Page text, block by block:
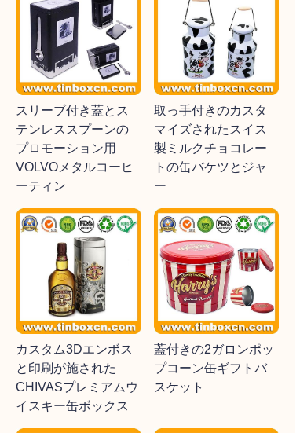
スリーブ付き蓋とス
テンレススプーンの
プロモーション用
VOLVOメタルコーヒ
ーティン
取っ手付きのカスタ
マイズされたスイス
製ミルクチョコレー
トの缶バケツとジャ
ー
カスタム3Dエンボス
と印刷が施された
CHIVASプレミアムウ
イスキー缶ボックス
蓋付きの2ガロンポッ
プコーン缶ギフトバ
スケット